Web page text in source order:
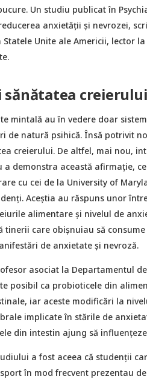
Un studiu publicat în
anxietății și nevrozei,
Unite ale Americii, lector
creierului
mintală au în vedere doar
de natură psihică. Însă potrivit
creierului. De altfel, mai nou,
a demonstra această afirmație,
cu cei de la University of
Aceștia au răspuns unor
alimentare și nivelul de
tinerii care obișnuiau să
de anxietate și nevroză.
asociat la Departamentul
posibil ca probioticele din
iar aceste modificări la
implicate în stările de
din intestin ajung să
a fost aceea că studenții
în mod frecvent prezentau